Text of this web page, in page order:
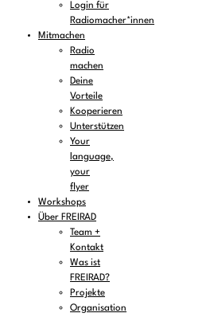
Login für
Radiomacher*innen
Mitmachen
Radio
machen
Deine
Vorteile
Kooperieren
Unterstützen
Your
language,
your
flyer
Workshops
Über FREIRAD
Team +
Kontakt
Was ist
FREIRAD?
Projekte
Organisation